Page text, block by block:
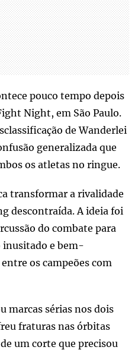
pouco tempo depois
Night, em São Paulo.
de Wanderlei
generalizada que
os atletas no ringue.
transformar a rivalidade
descontraída. A ideia foi
do combate para
e bem-
os campeões com
marcas sérias nos dois
fraturas nas órbitas
um corte que precisou